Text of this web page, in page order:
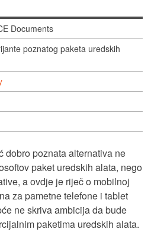
Documents
poznatog paketa uredskih
dobro poznata alternativa ne
paket uredskih alata, nego
a ovdje je riječ o mobilnoj
za pametne telefone i tablet
ne skriva ambicija da bude
paketima uredskih alata.